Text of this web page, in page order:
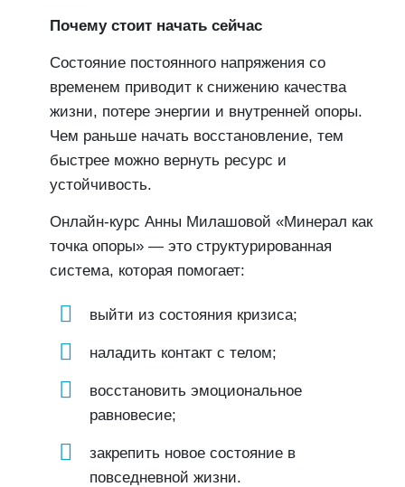
Почему стоит начать сейчас
Состояние постоянного напряжения со
временем приводит к снижению качества
жизни, потере энергии и внутренней опоры.
Чем раньше начать восстановление, тем
быстрее можно вернуть ресурс и
устойчивость.
Онлайн-курс Анны Милашовой «Минерал как
точка опоры» — это структурированная
система, которая помогает:
выйти из состояния кризиса;
наладить контакт с телом;
восстановить эмоциональное
равновесие;
закрепить новое состояние в
повседневной жизни.